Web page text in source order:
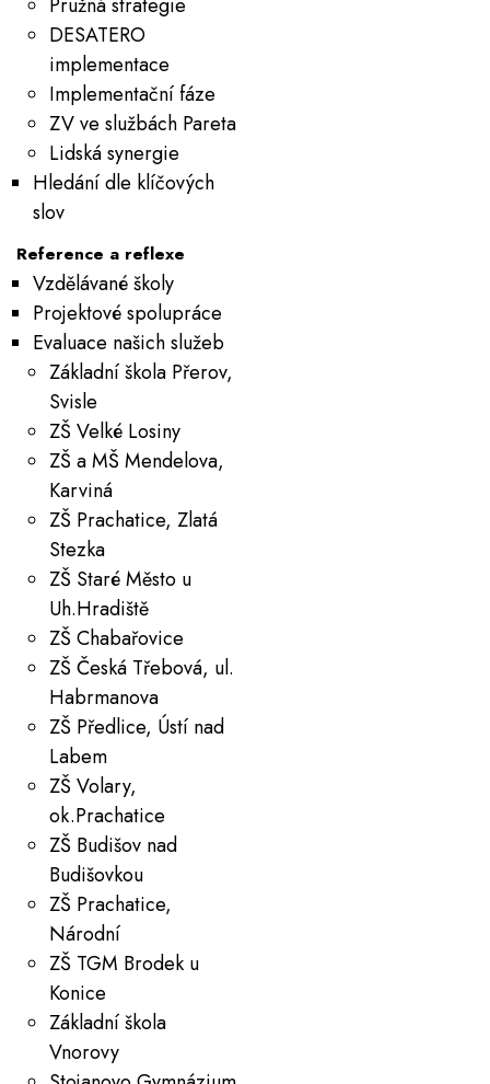
DESATERO
implementace
Implementační fáze
ZV ve službách Pareta
Lidská synergie
Hledání dle klíčových
slov
Reference a reflexe
Vzdělávané školy
Projektové spolupráce
Evaluace našich služeb
Základní škola Přerov,
Svisle
ZŠ Velké Losiny
ZŠ a MŠ Mendelova,
Karviná
ZŠ Prachatice, Zlatá
Stezka
ZŠ Staré Město u
Uh.Hradiště
ZŠ Chabařovice
ZŠ Česká Třebová, ul.
Habrmanova
ZŠ Předlice, Ústí nad
Labem
ZŠ Volary,
ok.Prachatice
ZŠ Budišov nad
Budišovkou
ZŠ Prachatice,
Národní
ZŠ TGM Brodek u
Konice
Základní škola
Vnorovy